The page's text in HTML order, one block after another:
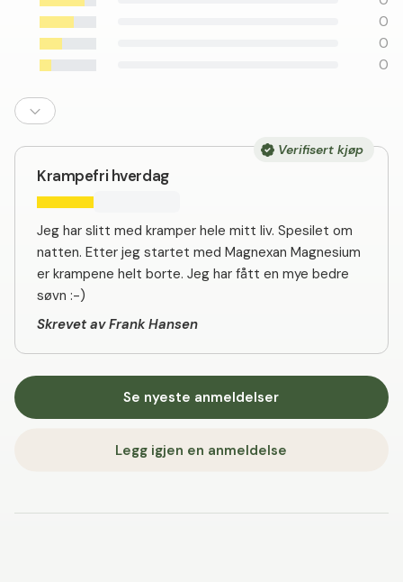
0
0
0
Verifisert kjøp
Krampefri hverdag
Jeg har slitt med kramper hele mitt liv. Spesilet om
natten. Etter jeg startet med Magnexan Magnesium
er krampene helt borte. Jeg har fått en mye bedre
søvn :-)
Skrevet av Frank Hansen
Se nyeste anmeldelser
Legg igjen en anmeldelse